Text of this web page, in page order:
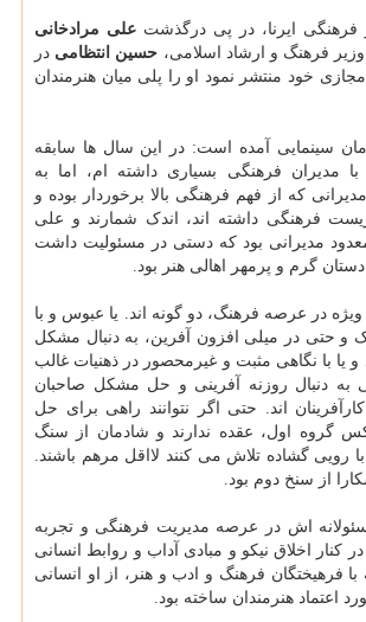
فرهنگی ایرنا، در پی درگذشت علی مرادخانی
فرهنگ و ارشاد اسلامی، حسین انتظامی در
خود منتشر نمود او را پلی میان هنرمندان
سینمایی آمده است: در این سال ها سابقه
مدیران فرهنگی بسیاری داشته ام، اما به
که از فهم فرهنگی بالا برخوردار بوده و
فرهنگی داشته اند، اندک شمارند و علی
مدیرانی بود که دستی در مسئولیت داشت
گرم و پرمهر اهالی هنر بود.
ویژه در عرصه فرهنگ، دو گونه اند. یا عبوس و با
و حتی در میلی افزون آفرین، به دنبال مشکل
یا با نگاهی مثبت و غیرمحصور در ذهنیات غالب
به دنبال روزنه آفرینی و حل مشکل صاحبان
اند. حتی اگر نتوانند راهی برای حل
گروه اول، عقده ندارند و شادمان از سنگ
با رویی گشاده تلاش می کنند لااقل مرهم باشند.
از سنخ دوم بود.
اش در عرصه مدیریت فرهنگی و تجربه
کنار اخلاق نیکو و مبادی آداب و روابط انسانی
فرهیختگان فرهنگ و ادب و هنر، از او انسانی
اعتماد هنرمندان ساخته بود.